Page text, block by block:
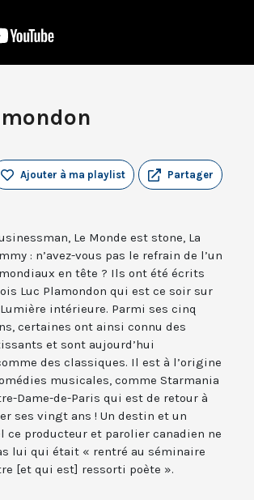
Partager
Ajouter à ma playlist
Le Monde est stone, La
: n’avez-vous pas le refrain de l’un
en tête ? Ils ont été écrits
Luc Plamondon qui est ce soir sur
intérieure. Parmi ses cinq
certaines ont ainsi connu des
et sont aujourd’hui
des classiques. Il est à l’origine
musicales, comme Starmania
Dame-de-Paris qui est de retour à
ses vingt ans ! Un destin et un
ce producteur et parolier canadien ne
lui qui était « rentré au séminaire
[et qui est] ressorti poète ».